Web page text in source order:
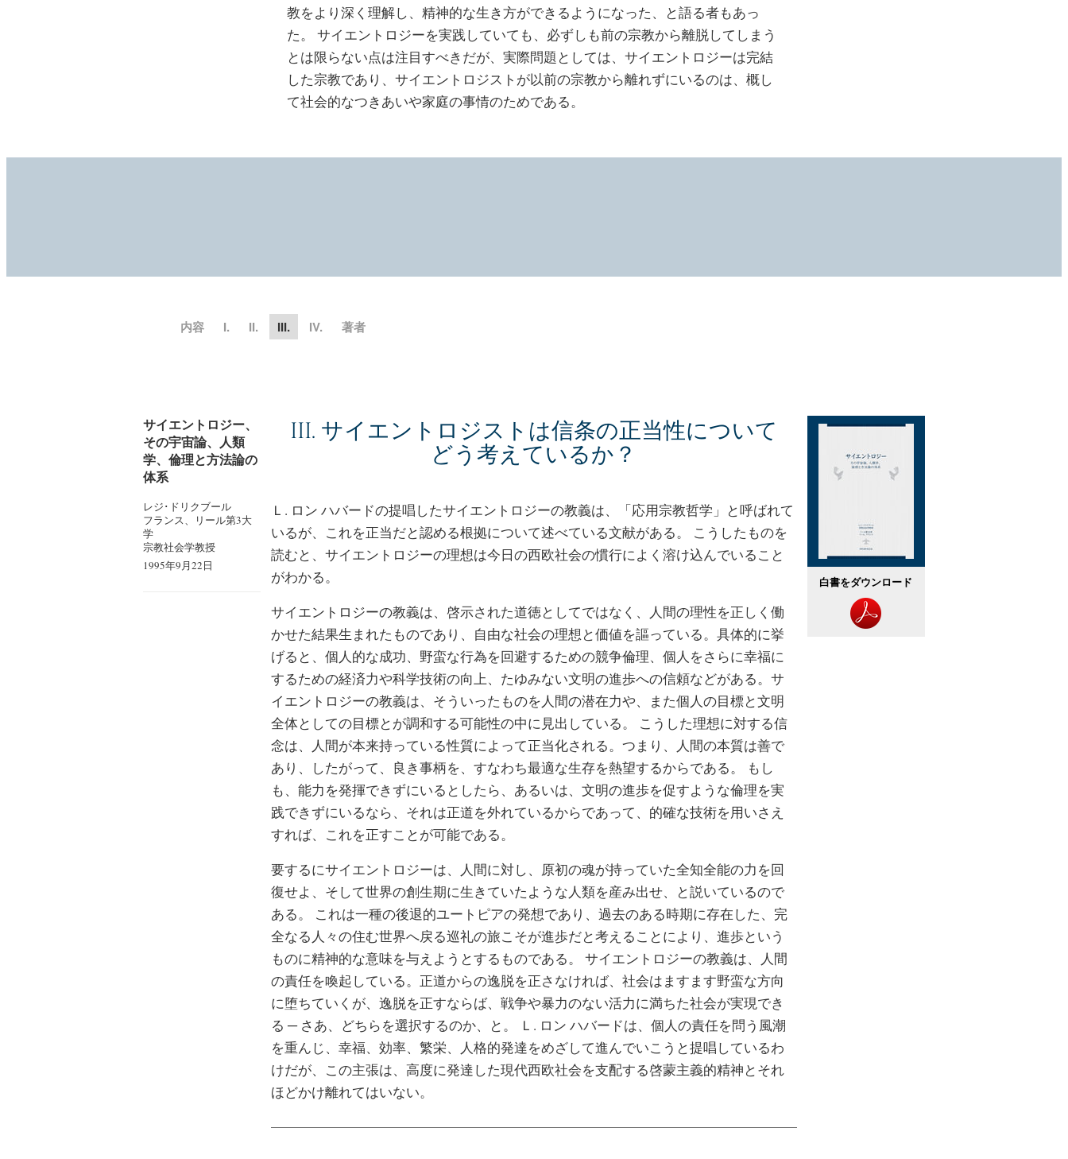
教をより深く理解し、精神的な生き方ができるようになった、と語る者もあっ
た。 サイエントロジーを実践していても、必ずしも前の宗教から離脱してしまう
とは限らない点は注目すべきだが、実際問題としては、サイエントロジーは完結
した宗教であり、サイエントロジストが以前の宗教から離れずにいるのは、概し
て社会的なつきあいや家庭の事情のためである。
内容 I. II. III. IV. 著者
サイエントロジー、
その宇宙論、人類
学、倫理と方法論の
体系
レジ･ドリクブール
フランス、リール第3大
学
宗教社会学教授
1995年9月22日
III. サイエントロジストは信条の正当性について
どう考えているか？
Ｌ. ロン ハバードの提唱したサイエントロジーの教義は、「応用宗教哲学」と呼ばれて
いるが、これを正当だと認める根拠について述べている文献がある。
こうしたものを
読むと、サイエントロジーの理想は今日の西欧社会の慣行によく溶け込んでいること
がわかる。
サイエントロジーの教義は、啓示された道徳としてではなく、人間の理性を正しく働
かせた結果生まれたものであり、自由な社会の理想と価値を謳っている。具体的に挙
げると、個人的な成功、野蛮な行為を回避するための競争倫理、個人をさらに幸福に
するための経済力や科学技術の向上、たゆみない文明の進歩への信頼などがある。サ
イエントロジーの教義は、そういったものを人間の潜在力や、また個人の目標と文明
全体としての目標とが調和する可能性の中に見出している。
こうした理想に対する信
念は、人間が本来持っている性質によって正当化される。つまり、人間の本質は善で
あり、したがって、良き事柄を、すなわち最適な生存を熱望するからである。 もし
も、能力を発揮できずにいるとしたら、あるいは、文明の進歩を促すような倫理を実
践できずにいるなら、それは正道を外れているからであって、的確な技術を用いさえ
すれば、これを正すことが可能である。
要するにサイエントロジーは、人間に対し、原初の魂が持っていた全知全能の力を回
復せよ、そして世界の創生期に生きていたような人類を産み出せ、と説いているので
ある。 これは一種の後退的ユートピアの発想であり、過去のある時期に存在した、完
全なる人々の住む世界へ戻る巡礼の旅こそが進歩だと考えることにより、進歩という
ものに精神的な意味を与えようとするものである。 サイエントロジーの教義は、人間
の責任を喚起している。正道からの逸脱を正さなければ、社会はますます野蛮な方向
に堕ちていくが、逸脱を正すならば、戦争や暴力のない活力に満ちた社会が実現でき
る ─ さあ、どちらを選択するのか、と。 Ｌ. ロン ハバードは、個人の責任を問う風潮
を重んじ、幸福、効率、繁栄、人格的発達をめざして進んでいこうと提唱しているわ
けだが、この主張は、高度に発達した現代西欧社会を支配する啓蒙主義的精神とそれ
ほどかけ離れてはいない。
白書をダウンロード